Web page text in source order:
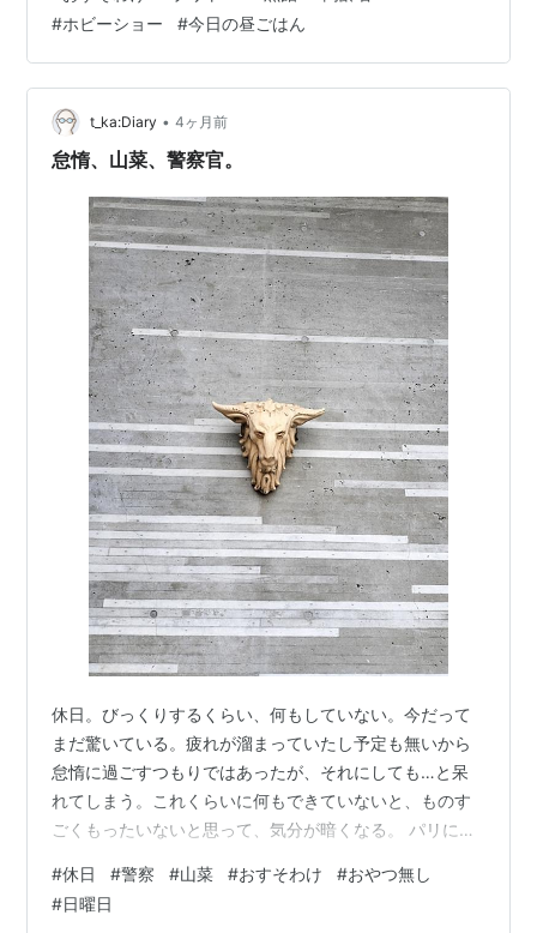
今週末に奢ってもらうことになった。ホビーショーも好
きだが、シュークリームだって好きだ。知人は僕のこと
を、よく理解している。 ぽっかりと暇な時間ができてし
まったため、自宅でパソコン作業を進めていく。仕事の
合間にレモンでジャムを作り*3、あるいは豆を煮た。ま
るで「丁寧な暮らし」じゃないかと思っていたと…
#ホビーショー #今日の昼ごはん
t_ka:Diary • 4ヶ月前
怠惰、山菜、警察官。
休日。びっくりするくらい、何もしていない。今だって
まだ驚いている。疲れが溜まっていたし予定も無いから
怠惰に過ごすつもりではあったが、それにしても…と呆
れてしまう。これくらいに何もできていないと、ものす
ごくもったいないと思って、気分が暗くなる。 パリに咲
悟朗・ＢＮＦ・ＡＲＶＯ,ゼリハン 講談社 Amazon それ
でも何かあったはずだ…と思い出したのが、警官とのや
#休日 #警察 #山菜 #おすそわけ #おやつ無し
#日曜日